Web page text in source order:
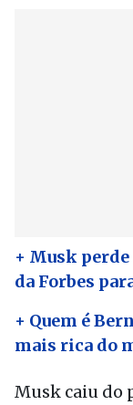
+ Musk
da Forbes
+ Quem é
mais rica do
Musk caiu do